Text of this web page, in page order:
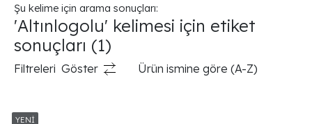
Şu kelime için arama sonuçları:
'Altınlogolu' kelimesi için etiket
sonuçları (1)
Filtreleri Göster Ürün ismine göre (A-Z)